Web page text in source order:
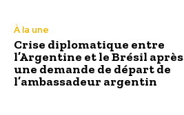
À la une
Crise diplomatique entre
l’Argentine et le Brésil après
une demande de départ de
l’ambassadeur argentin